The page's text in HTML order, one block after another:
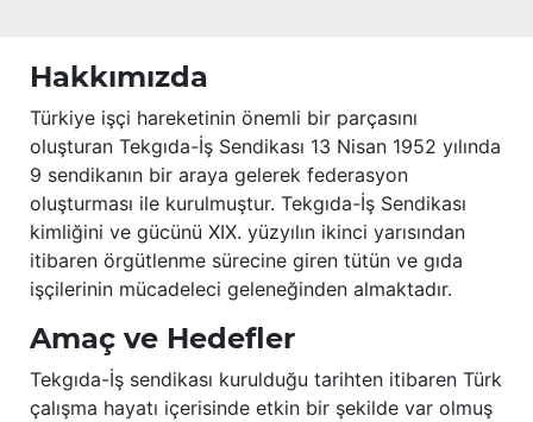
Hakkımızda
Türkiye işçi hareketinin önemli bir parçasını
oluşturan Tekgıda-İş Sendikası 13 Nisan 1952 yılında
9 sendikanın bir araya gelerek federasyon
oluşturması ile kurulmuştur. Tekgıda-İş Sendikası
kimliğini ve gücünü XIX. yüzyılın ikinci yarısından
itibaren örgütlenme sürecine giren tütün ve gıda
işçilerinin mücadeleci geleneğinden almaktadır.
Amaç ve Hedefler
Tekgıda-İş sendikası kurulduğu tarihten itibaren Türk
çalışma hayatı içerisinde etkin bir şekilde var olmuş